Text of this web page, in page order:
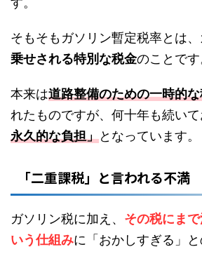
そもそもガソリン暫定税率とは、
乗せされる特別な税金のことです
本来は道路整備のための一時的
れたものですが、何十年も続い
永久的な負担」となっています。
「二重課税」と言われる不満
ガソリン税に加え、 その税にま
いう仕組みに「おかしすぎる」と